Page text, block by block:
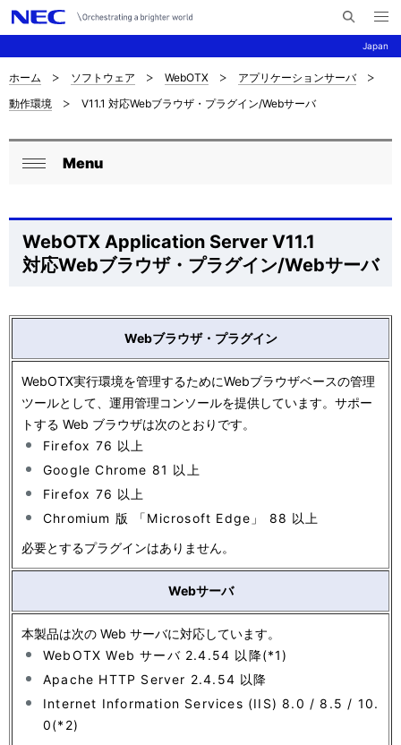
Japan
イ
メ
ニ
ュ
ナ
ビ
ゲ
ョ
サ
イ
ト
の
現
位
を
表
示
て
い
す
。
ホーム ソフトウェア WebOTX
アプリケーションサーバ
動作環境
V11.1 対応Webブラウザ・プラグイン/Webサーバ
ロ
カ
ル
ー
シ
ョ
ン
Menu
WebOTX Application Server V11.1
対応Webブラウザ・プラグイン/Webサーバ
Webブラウザ・プラグイン
WebOTX実行環境を管理するためにWebブラウザベースの管理
ツールとして、運用管理コンソールを提供しています。サポー
トする Web ブラウザは次のとおりです。
Firefox 76 以上
Google Chrome 81 以上
Firefox 76 以上
Chromium 版 「Microsoft Edge」 88 以上
必要とするプラグインはありません。
Webサーバ
本製品は次の Web サーバに対応しています。
WebOTX Web サーバ 2.4.54 以降(*1)
Apache HTTP Server 2.4.54 以降
Internet Information Services (IIS) 8.0 / 8.5 / 10.
0(*2)